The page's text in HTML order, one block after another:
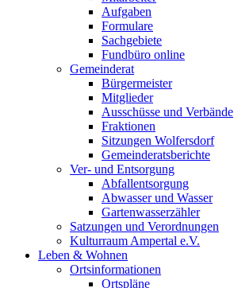
Aufgaben
Formulare
Sachgebiete
Fundbüro online
Gemeinderat
Bürgermeister
Mitglieder
Ausschüsse und Verbände
Fraktionen
Sitzungen Wolfersdorf
Gemeinderatsberichte
Ver- und Entsorgung
Abfallentsorgung
Abwasser und Wasser
Gartenwasserzähler
Satzungen und Verordnungen
Kulturraum Ampertal e.V.
Leben & Wohnen
Ortsinformationen
Ortspläne